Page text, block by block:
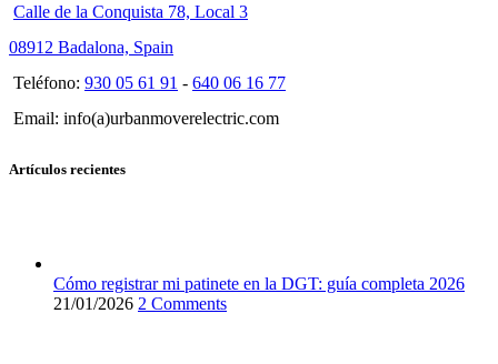
Calle de la Conquista 78, Local 3
08912 Badalona, Spain
Teléfono: 930 05 61 91 - 640 06 16 77
Email: info(a)urbanmoverelectric.com
Artículos recientes
Cómo registrar mi patinete en la DGT: guía completa 2026
21/01/2026 2 Comments